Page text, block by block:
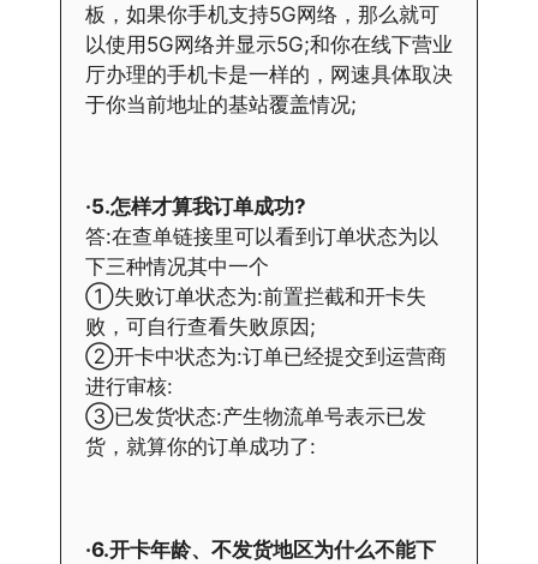
板，如果你手机支持5G网络，那么就可
以使用5G网络并显示5G;和你在线下营业
厅办理的手机卡是一样的，网速具体取决
于你当前地址的基站覆盖情况;
·5.怎样才算我订单成功?
答:在查单链接里可以看到订单状态为以
下三种情况其中一个
①失败订单状态为:前置拦截和开卡失
败，可自行查看失败原因;
②开卡中状态为:订单已经提交到运营商
进行审核:
③已发货状态:产生物流单号表示已发
货，就算你的订单成功了:
·6.开卡年龄、不发货地区为什么不能下